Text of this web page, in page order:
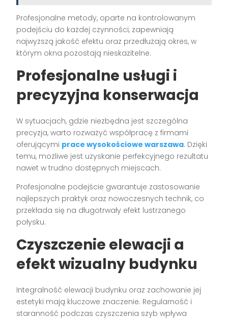
Profesjonalne metody, oparte na kontrolowanym
podejściu do każdej czynności, zapewniają
najwyższą jakość efektu oraz przedłużają okres, w
którym okna pozostają nieskazitelne.
Profesjonalne usługi i
precyzyjna konserwacja
W sytuacjach, gdzie niezbędna jest szczególna
precyzja, warto rozważyć współpracę z firmami
oferującymi prace wysokościowe warszawa. Dzięki
temu, możliwe jest uzyskanie perfekcyjnego rezultatu
nawet w trudno dostępnych miejscach.
Profesjonalne podejście gwarantuje zastosowanie
najlepszych praktyk oraz nowoczesnych technik, co
przekłada się na długotrwały efekt lustrzanego
połysku.
Czyszczenie elewacji a
efekt wizualny budynku
Integralność elewacji budynku oraz zachowanie jej
estetyki mają kluczowe znaczenie. Regularność i
staranność podczas czyszczenia szyb wpływa